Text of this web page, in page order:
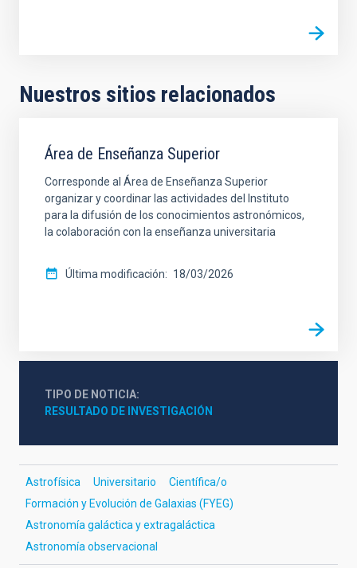
Nuestros sitios relacionados
Área de Enseñanza Superior
Corresponde al Área de Enseñanza Superior
organizar y coordinar las actividades del Instituto
para la difusión de los conocimientos astronómicos,
la colaboración con la enseñanza universitaria
Última modificación 18/03/2026
TIPO DE NOTICIA
RESULTADO DE INVESTIGACIÓN
Astrofísica Universitario
Científica/o
Formación y Evolución de Galaxias (FYEG)
Astronomía galáctica y extragaláctica
Astronomía observacional